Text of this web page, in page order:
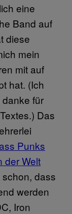
eine
Band auf
diese
mein
mit auf
hat. (Ich
für
Das
Punks
der Welt
dass
werden
Iron